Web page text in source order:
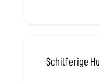
Schilferige